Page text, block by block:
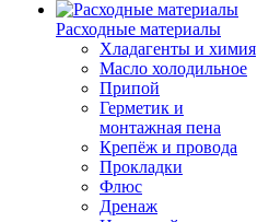
Расходные материалы
Хладагенты и химия
Масло холодильное
Припой
Герметик и
монтажная пена
Крепёж и провода
Прокладки
Флюс
Дренаж